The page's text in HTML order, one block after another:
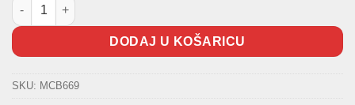
Disk pločice prednje TRW količina
DODAJ U KOŠARICU
SKU: MCB669